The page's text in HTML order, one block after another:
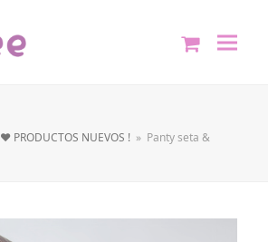
❤️ PRODUCTOS NUEVOS ! » Panty seta &